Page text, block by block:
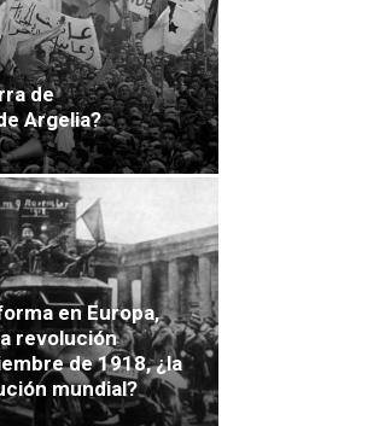
de
Argelia?
en Europa,
revolución
de 1918, ¿la
mundial?